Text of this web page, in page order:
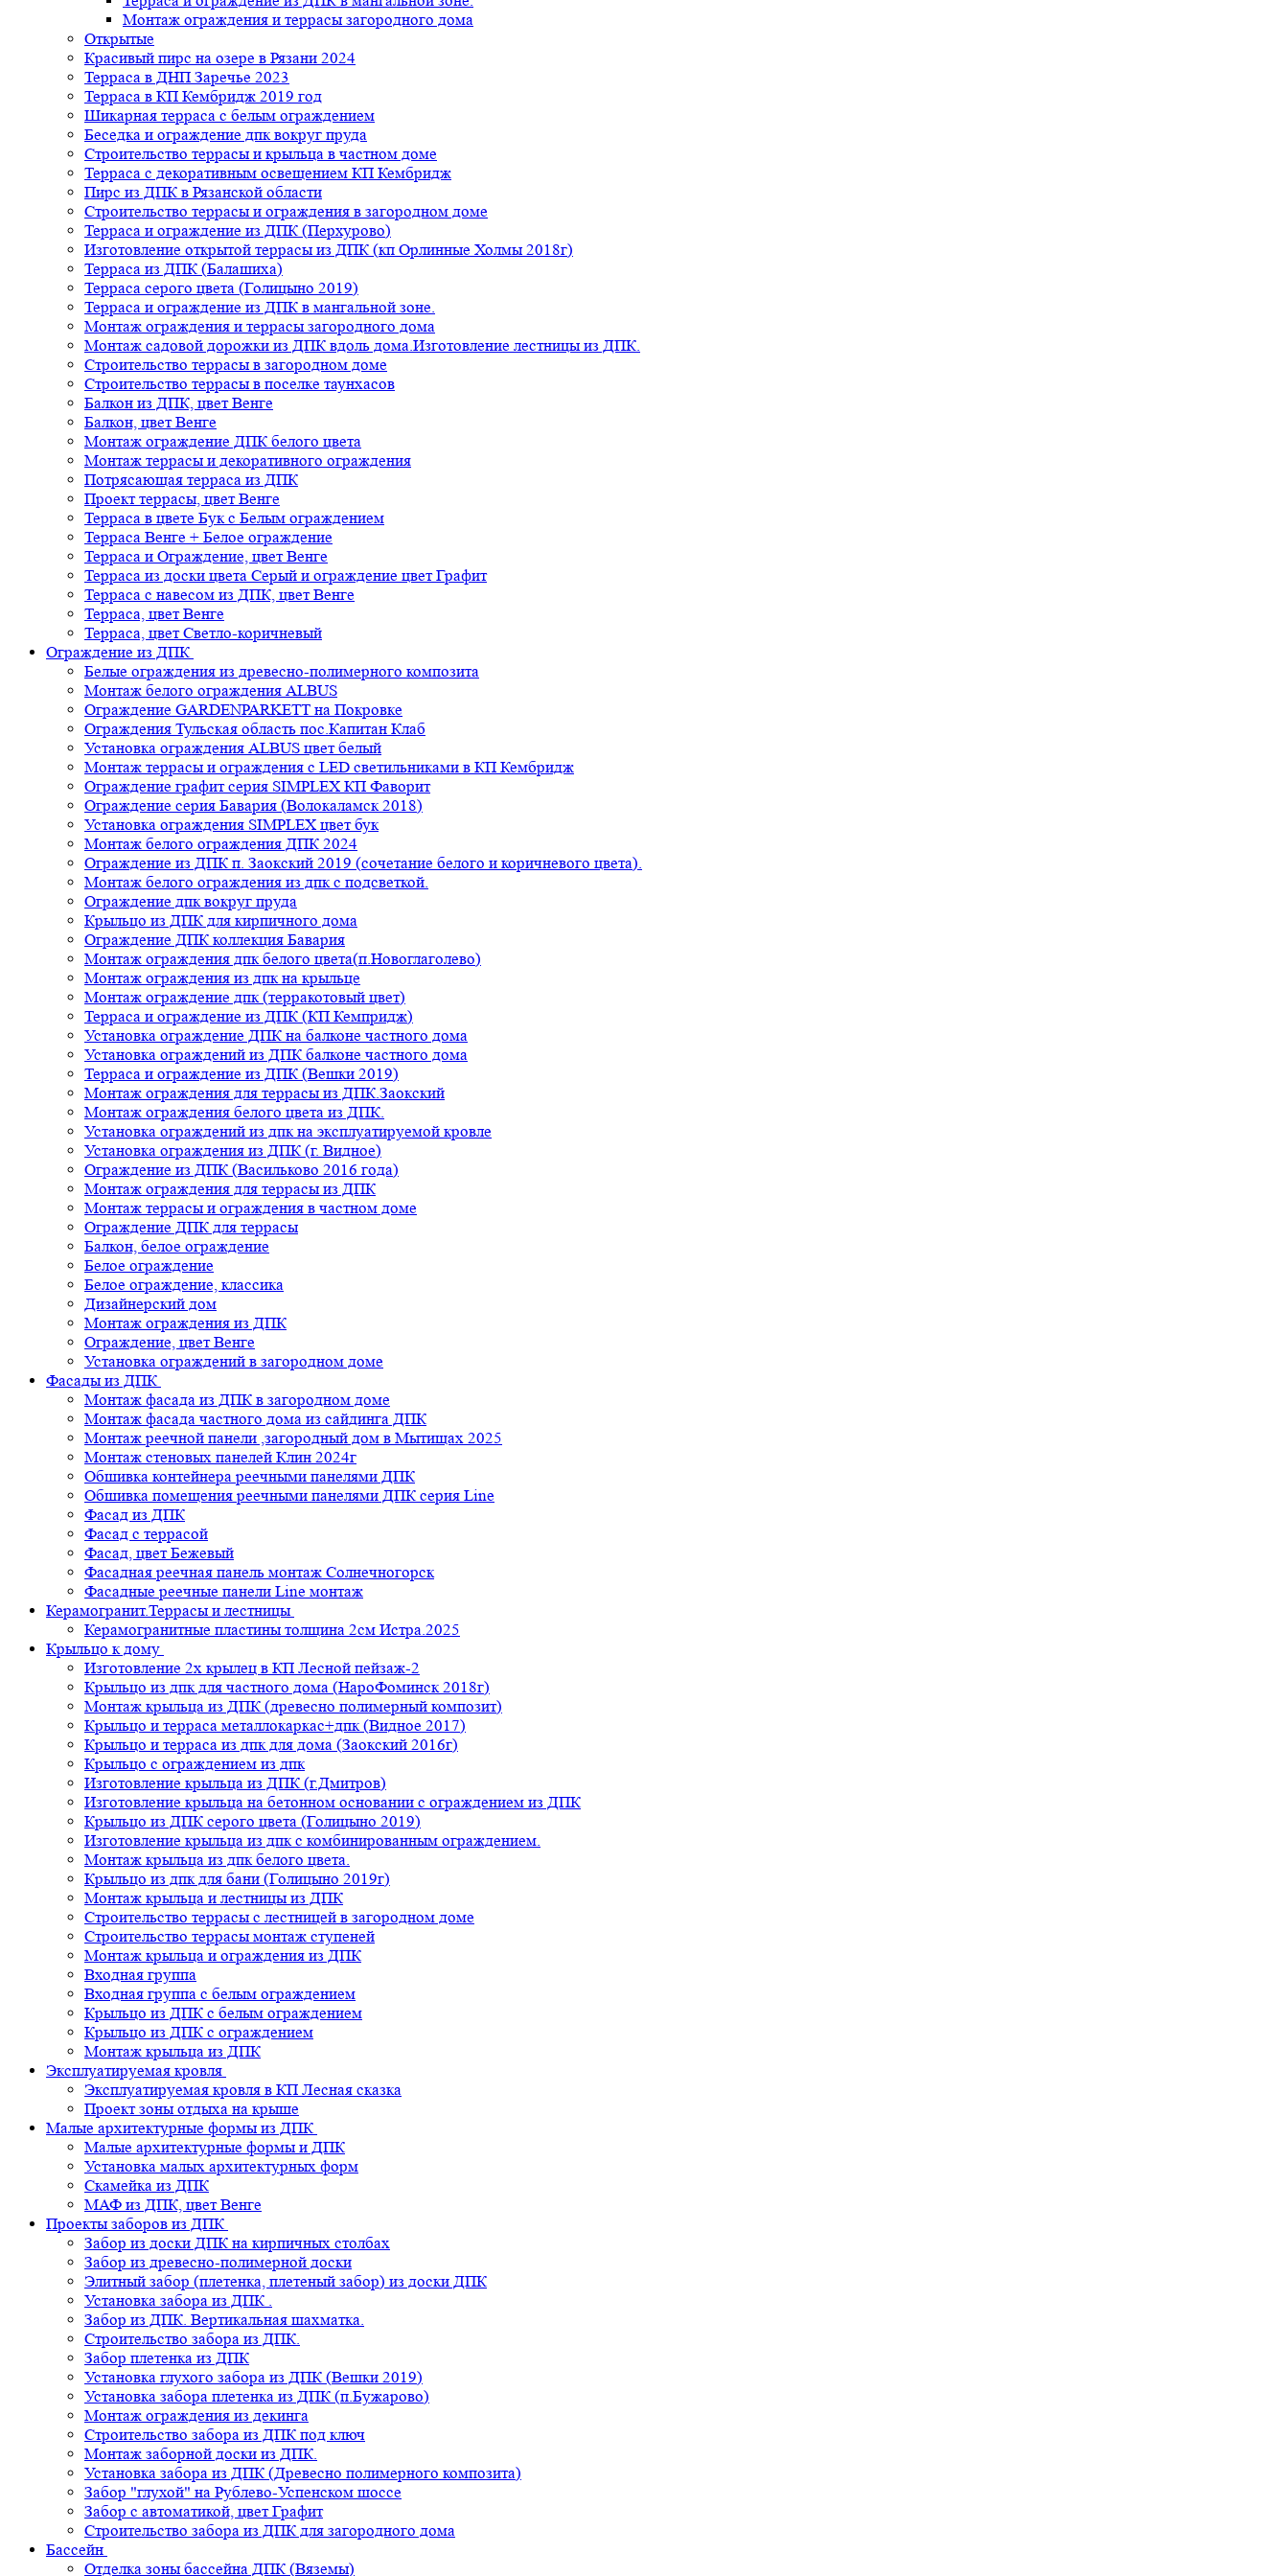
Монтаж ограждения и террасы загородного дома
Открытые
Красивый пирс на озере в Рязани 2024
Терраса в ДНП Заречье 2023
Терраса в КП Кембридж 2019 год
Шикарная терраса с белым ограждением
Беседка и ограждение дпк вокруг пруда
Строительство террасы и крыльца в частном доме
Терраса с декоративным освещением КП Кембридж
Пирс из ДПК в Рязанской области
Строительство террасы и ограждения в загородном доме
Терраса и ограждение из ДПК (Перхурово)
Изготовление открытой террасы из ДПК (кп Орлинные Холмы 2018г)
Терраса из ДПК (Балашиха)
Терраса серого цвета (Голицыно 2019)
Терраса и ограждение из ДПК в мангальной зоне.
Монтаж ограждения и террасы загородного дома
Монтаж садовой дорожки из ДПК вдоль дома.Изготовление лестницы из ДПК.
Строительство террасы в загородном доме
Строительство террасы в поселке таунхасов
Балкон из ДПК, цвет Венге
Балкон, цвет Венге
Монтаж ограждение ДПК белого цвета
Монтаж террасы и декоративного ограждения
Потрясающая терраса из ДПК
Проект террасы, цвет Венге
Терраса в цвете Бук с Белым ограждением
Терраса Венге + Белое ограждение
Терраса и Ограждение, цвет Венге
Терраса из доски цвета Серый и ограждение цвет Графит
Терраса с навесом из ДПК, цвет Венге
Терраса, цвет Венге
Терраса, цвет Светло-коричневый
Ограждение из ДПК
Белые ограждения из древесно-полимерного композита
Монтаж белого ограждения ALBUS
Ограждение GARDENPARKETT на Покровке
Ограждения Тульская область пос.Капитан Клаб
Установка ограждения ALBUS цвет белый
Монтаж террасы и ограждения с LED светильниками в КП Кембридж
Ограждение графит серия SIMPLEX КП Фаворит
Ограждение серия Бавария (Волокаламск 2018)
Установка ограждения SIMPLEX цвет бук
Монтаж белого ограждения ДПК 2024
Ограждение из ДПК п. Заокский 2019 (сочетание белого и коричневого цвета).
Монтаж белого ограждения из дпк с подсветкой.
Ограждение дпк вокруг пруда
Крыльцо из ДПК для кирпичного дома
Ограждение ДПК коллекция Бавария
Монтаж ограждения дпк белого цвета(п.Новоглаголево)
Монтаж ограждения из дпк на крыльце
Монтаж ограждение дпк (терракотовый цвет)
Терраса и ограждение из ДПК (КП Кемпридж)
Установка ограждение ДПК на балконе частного дома
Установка ограждений из ДПК балконе частного дома
Терраса и ограждение из ДПК (Вешки 2019)
Монтаж ограждения для террасы из ДПК.Заокский
Монтаж ограждения белого цвета из ДПК.
Установка ограждений из дпк на эксплуатируемой кровле
Установка ограждения из ДПК (г. Видное)
Ограждение из ДПК (Васильково 2016 года)
Монтаж ограждения для террасы из ДПК
Монтаж террасы и ограждения в частном доме
Ограждение ДПК для террасы
Балкон, белое ограждение
Белое ограждение
Белое ограждение, классика
Дизайнерский дом
Монтаж ограждения из ДПК
Ограждение, цвет Венге
Установка ограждений в загородном доме
Фасады из ДПК
Монтаж фасада из ДПК в загородном доме
Монтаж фасада частного дома из сайдинга ДПК
Монтаж реечной панели ,загородный дом в Мытищах 2025
Монтаж стеновых панелей Клин 2024г
Обшивка контейнера реечными панелями ДПК
Обшивка помещения реечными панелями ДПК серия Line
Фасад из ДПК
Фасад с террасой
Фасад, цвет Бежевый
Фасадная реечная панель монтаж Солнечногорск
Фасадные реечные панели Line монтаж
Керамогранит.Террасы и лестницы
Керамогранитные пластины толщина 2см Истра.2025
Крыльцо к дому
Изготовление 2х крылец в КП Лесной пейзаж-2
Крыльцо из дпк для частного дома (НароФоминск 2018г)
Монтаж крыльца из ДПК (древесно полимерный композит)
Крыльцо и терраса металлокаркас+дпк (Видное 2017)
Крыльцо и терраса из дпк для дома (Заокский 2016г)
Крыльцо с ограждением из дпк
Изготовление крыльца из ДПК (г.Дмитров)
Изготовление крыльца на бетонном основании с ограждением из ДПК
Крыльцо из ДПК серого цвета (Голицыно 2019)
Изготовление крыльца из дпк с комбинированным ограждением.
Монтаж крыльца из дпк белого цвета.
Крыльцо из дпк для бани (Голицыно 2019г)
Монтаж крыльца и лестницы из ДПК
Строительство террасы с лестницей в загородном доме
Строительство террасы монтаж ступеней
Монтаж крыльца и ограждения из ДПК
Входная группа
Входная группа с белым ограждением
Крыльцо из ДПК с белым ограждением
Крыльцо из ДПК с ограждением
Монтаж крыльца из ДПК
Эксплуатируемая кровля
Эксплуатируемая кровля в КП Лесная сказка
Проект зоны отдыха на крыше
Малые архитектурные формы из ДПК
Малые архитектурные формы и ДПК
Установка малых архитектурных форм
Скамейка из ДПК
МАФ из ДПК, цвет Венге
Проекты заборов из ДПК
Забор из доски ДПК на кирпичных столбах
Забор из древесно-полимерной доски
Элитный забор (плетенка, плетеный забор) из доски ДПК
Установка забора из ДПК .
Забор из ДПК. Вертикальная шахматка.
Строительство забора из ДПК.
Забор плетенка из ДПК
Установка глухого забора из ДПК (Вешки 2019)
Установка забора плетенка из ДПК (п.Бужарово)
Монтаж ограждения из декинга
Строительство забора из ДПК под ключ
Монтаж заборной доски из ДПК.
Установка забора из ДПК (Древесно полимерного композита)
Забор "глухой" на Рублево-Успенском шоссе
Забор с автоматикой, цвет Графит
Строительство забора из ДПК для загородного дома
Бассейн
Отделка зоны бассейна ДПК (Вяземы)